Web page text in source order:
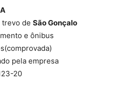
trevo de São Gonçalo
e ônibus
pela empresa
20